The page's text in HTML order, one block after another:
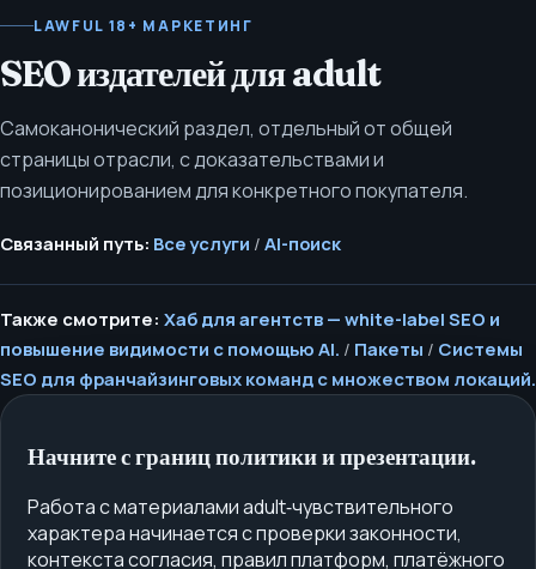
LAWFUL 18+ МАРКЕТИНГ
SEO издателей для adult
Самоканонический раздел, отдельный от общей
страницы отрасли, с доказательствами и
позиционированием для конкретного покупателя.
Связанный путь: Все услуги / AI-поиск
Также смотрите: Хаб для агентств — white-label SEO и
повышение видимости с помощью AI. / Пакеты / Системы
SEO для франчайзинговых команд с множеством локаций.
Начните с границ политики и презентации.
Работа с материалами adult‑чувствительного
характера начинается с проверки законности,
контекста согласия, правил платформ, платёжного